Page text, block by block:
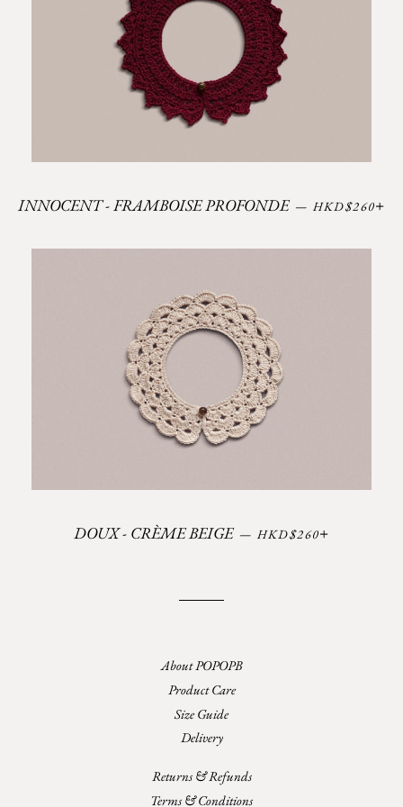
INNOCENT - FRAMBOISE PROFONDE — Prix régulier
HKD$260
DOUX - CRÈME BEIGE — Prix régulier
HKD$260
About POPOPB
Product Care
Size Guide
Delivery
Returns & Refunds
Terms & Conditions